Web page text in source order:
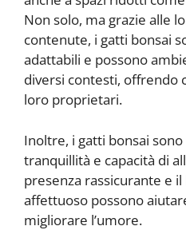
Non solo, ma grazie alle
contenute, i gatti bonsai
adattabili e possono
diversi contesti, offrendo
loro proprietari.
Inoltre, i gatti bonsai
tranquillità e capacità di
presenza rassicurante e
affettuoso possono
migliorare l’umore.